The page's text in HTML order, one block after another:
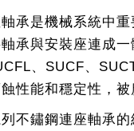
承是機械系統中
承與安裝座連成
、SUCF、
性能和穩定性，
不鏽鋼連座軸承